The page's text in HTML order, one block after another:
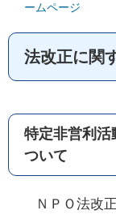
ームページ
法改正に関
特定非営利活
ついて
ＮＰＯ法改